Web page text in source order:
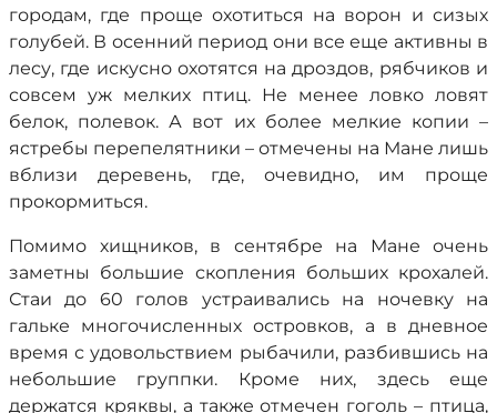
городам, где проще охотиться на ворон и сизых
голубей. В осенний период они все еще активны в
лесу, где искусно охотятся на дроздов, рябчиков и
совсем уж мелких птиц. Не менее ловко ловят
белок, полевок. А вот их более мелкие копии –
ястребы перепелятники – отмечены на Мане лишь
вблизи деревень, где, очевидно, им проще
прокормиться.
Помимо хищников, в сентябре на Мане очень
заметны большие скопления больших крохалей.
Стаи до 60 голов устраивались на ночевку на
гальке многочисленных островков, а в дневное
время с удовольствием рыбачили, разбившись на
небольшие группки. Кроме них, здесь еще
держатся кряквы, а также отмечен гоголь – птица,